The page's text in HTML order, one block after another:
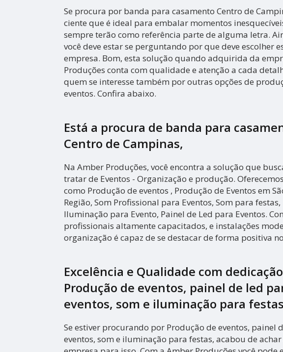
Se procura por banda para casamento Centro de
ciente que é ideal para embalar momentos
sempre terão como referência parte de alguma letra.
você deve estar se perguntando por que deve escolher
empresa. Bom, esta solução quando adquirida da
Produções conta com qualidade e atenção a cada
quem se interesse também por outras opções de
eventos. Confira abaixo.
Está a procura de banda para
Centro de Campinas,
Na Amber Produções, você encontra a solução que
tratar de Eventos - Organização e produção.
como Produção de eventos , Produção de Eventos em
Região, Som Profissional para Eventos, Som para festas,
Iluminação para Evento, Painel de Led para Eventos.
profissionais altamente capacitados, e instalações
organização é capaz de se destacar de forma positiva
Excelência e Qualidade com
Produção de eventos, painel de led
eventos, som e iluminação para festas
Se estiver procurando por Produção de eventos, painel
eventos, som e iluminação para festas, acabou de